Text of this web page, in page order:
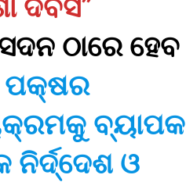
ଦିବସ”
ଠାରେ ହେବ
ପକ୍ଷର
ବ୍ୟାପକ
ଓ